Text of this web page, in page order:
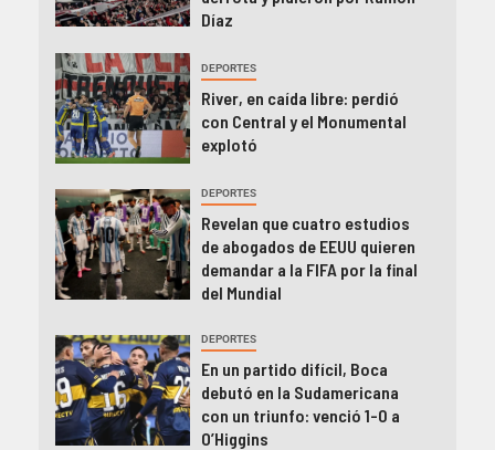
Díaz
DEPORTES
River, en caída libre: perdió
con Central y el Monumental
explotó
DEPORTES
Revelan que cuatro estudios
de abogados de EEUU quieren
demandar a la FIFA por la final
del Mundial
DEPORTES
En un partido difícil, Boca
debutó en la Sudamericana
con un triunfo: venció 1-0 a
O’Higgins